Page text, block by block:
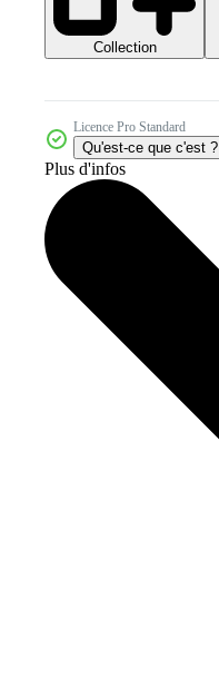
Collection
Licence Pro Standard
Qu'est-ce que c'est ?
Plus d'infos